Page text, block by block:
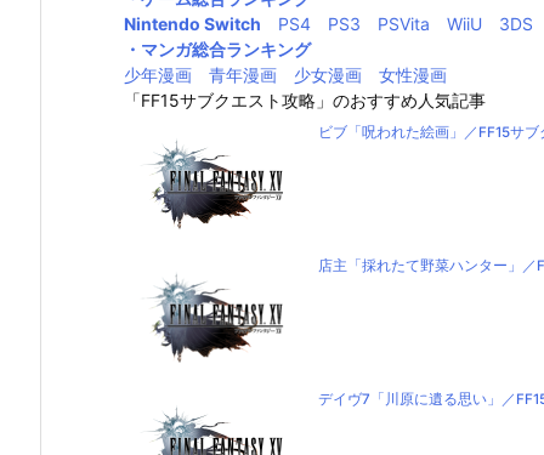
Nintendo Switch
PS4 PS3 PSVita WiiU 3DS
・マンガ総合ランキング
少年漫画
青年漫画 少女漫画
女性漫画
「FF15サブクエスト攻略」のおすすめ人気記事
ビブ「呪われた絵画」／FF15サ
店主「採れたて野菜ハンター」／
デイヴ7「川原に遺る思い」／